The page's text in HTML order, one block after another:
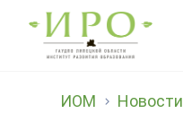
ИОМ Новости